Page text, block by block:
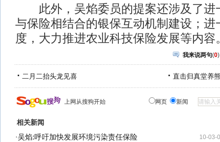
此外，吴焰委员的提案还涉及了进
与保险相结合的银保互动机制建设；进
度，大力推进农业科技保险发展等内容
我来说两句(0)
二月二抬头龙见喜 直击归真堂养
上网从搜狗开始 网页 新闻
相关新闻
10-03-
·吴焰:呼吁加快发展环境污染责任保险